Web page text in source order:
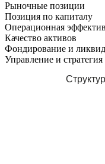
Рыночные позиции
Позиция по капиталу
Операционная
Качество активов
Фондирование и
Управление и стратегия